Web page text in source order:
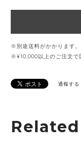
※別途送料がかかります。
※¥10,000以上のご注文で
通報する